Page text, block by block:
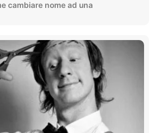
cambiare nome ad una